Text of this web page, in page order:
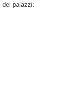
dei palazzi: